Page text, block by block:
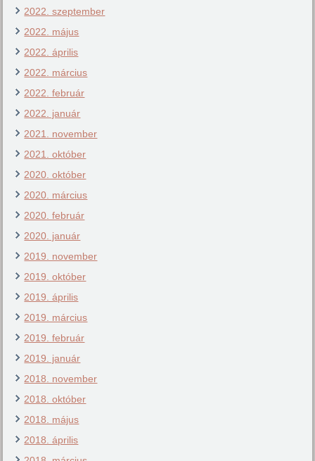
2022. szeptember
2022. május
2022. április
2022. március
2022. február
2022. január
2021. november
2021. október
2020. október
2020. március
2020. február
2020. január
2019. november
2019. október
2019. április
2019. március
2019. február
2019. január
2018. november
2018. október
2018. május
2018. április